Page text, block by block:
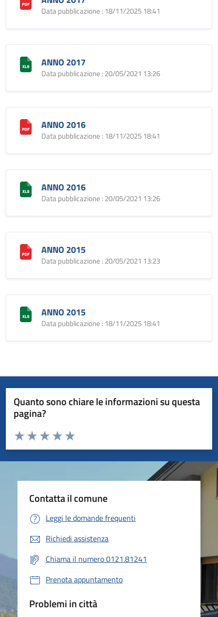
Data pubblicazione : 18/11/2025 18:41
ANNO 2017
Data pubblicazione : 20/05/2021 13:26
ANNO 2016
Data pubblicazione : 18/11/2025 18:41
ANNO 2016
Data pubblicazione : 20/05/2021 13:26
ANNO 2015
Data pubblicazione : 20/05/2021 13:23
ANNO 2015
Data pubblicazione : 18/11/2025 18:41
Quanto sono chiare le informazioni su questa
pagina?
Valuta da 1 a 5 stelle la pagina
Valuta 5 stelle su 5
Valuta 4 stelle su 5
Valuta 3 stelle su 5
Valuta 2 stelle su 5
Valuta 1 stelle su 5
Contatta il comune
Leggi le domande frequenti
Richiedi assistenza
Chiama il numero 0121.81241
Prenota appuntamento
Problemi in città